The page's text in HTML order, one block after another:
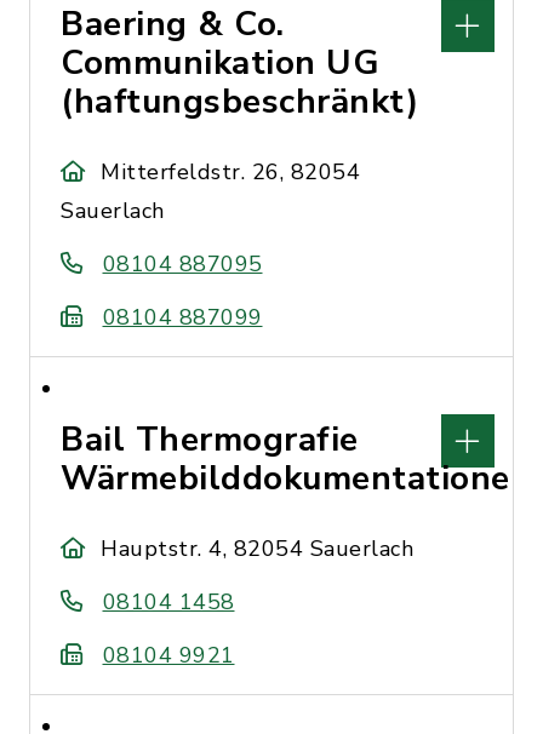
Baering & Co.
Communikation UG
(haftungsbeschränkt)
Mitterfeldstr. 26, 82054
Sauerlach
08104 887095
08104 887099
Bail Thermografie
Wärmebilddokumentationen
Hauptstr. 4, 82054 Sauerlach
08104 1458
08104 9921